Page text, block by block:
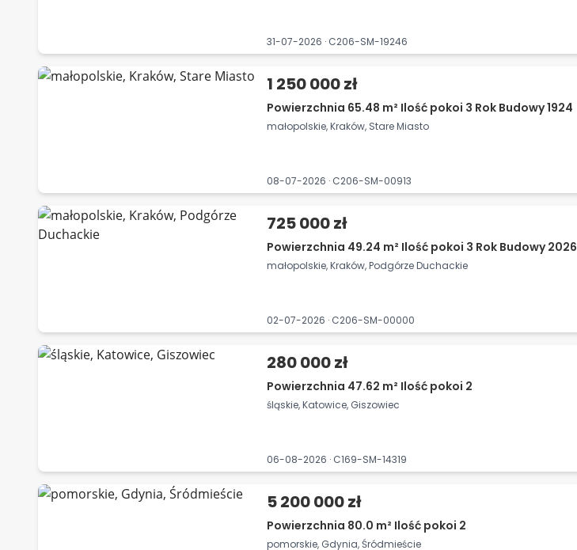
31-07-2026 · C206-SM-19246
1 250 000 zł
Powierzchnia 65.48 m² Ilość pokoi 3 Rok Budowy 1924
małopolskie, Kraków, Stare Miasto
08-07-2026 · C206-SM-00913
725 000 zł
Powierzchnia 49.24 m² Ilość pokoi 3 Rok Budowy 2026
małopolskie, Kraków, Podgórze Duchackie
02-07-2026 · C206-SM-00000
280 000 zł
Powierzchnia 47.62 m² Ilość pokoi 2
śląskie, Katowice, Giszowiec
06-08-2026 · C169-SM-14319
5 200 000 zł
Powierzchnia 80.0 m² Ilość pokoi 2
pomorskie, Gdynia, Śródmieście